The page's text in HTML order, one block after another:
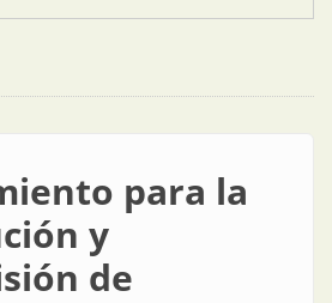
para la
y
de